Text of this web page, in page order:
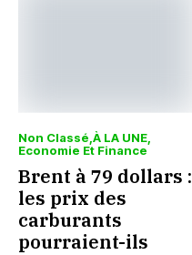
Non Classé À LA UNE
Economie Et Finance
Brent à 79 dollars :
les prix des
carburants
pourraient-ils